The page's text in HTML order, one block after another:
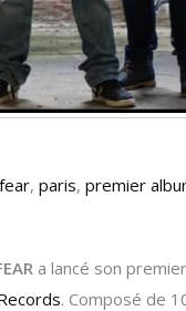
, paris, premier
a lancé son
. Composé de